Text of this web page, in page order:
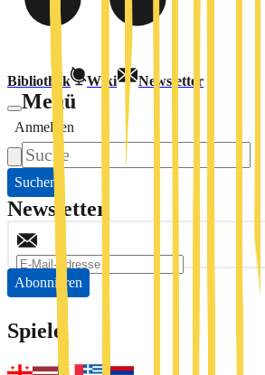
Bibliothek Wiki Newsletter
Menü
Anmelden
Suchen
Newsletter
Abonnieren
Spiele